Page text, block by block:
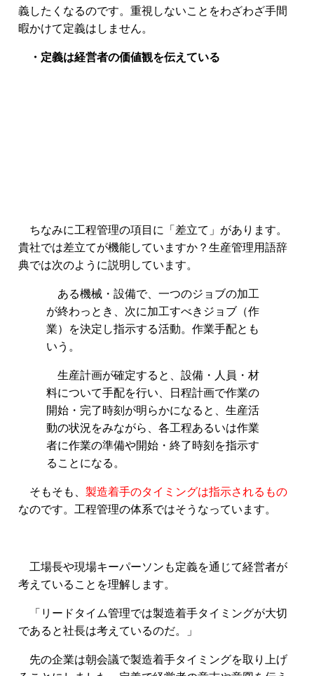
義したくなるのです。重視しないことをわざわざ手間
暇かけて定義はしません。
・定義は経営者の価値観を伝えている
ちなみに工程管理の項目に「差立て」があります。
貴社では差立てが機能していますか？生産管理用語辞
典では次のように説明しています。
ある機械・設備で、一つのジョブの加工
が終わっとき、次に加工すべきジョブ（作
業）を決定し指示する活動。作業手配とも
いう。
生産計画が確定すると、設備・人員・材
料について手配を行い、日程計画で作業の
開始・完了時刻が明らかになると、生産活
動の状況をみながら、各工程あるいは作業
者に作業の準備や開始・終了時刻を指示す
ることになる。
そもそも、製造着手のタイミングは指示されるもの
なのです。工程管理の体系ではそうなっています。
工場長や現場キーパーソンも定義を通じて経営者が
考えていることを理解します。
「リードタイム管理では製造着手タイミングが大切
であると社長は考えているのだ。」
先の企業は朝会議で製造着手タイミングを取り上げ